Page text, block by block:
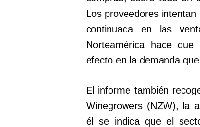
Los proveedores
continuada en las
Norteamérica hace
efecto en la demanda
El informe también
Winegrowers (NZW), la
él se indica que el